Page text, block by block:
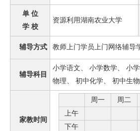
单 位
学 校
资源利用湖南农业大学
辅导方式 教师上门学员上门网络辅导
辅导科目
小学语文、 小学数学、 小
物理、 初中化学、 初中生物
家教时间
周一 周二
上午
下午